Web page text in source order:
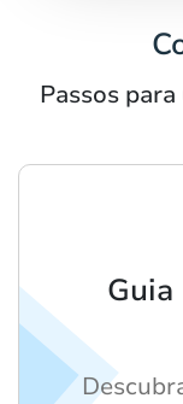
Passos